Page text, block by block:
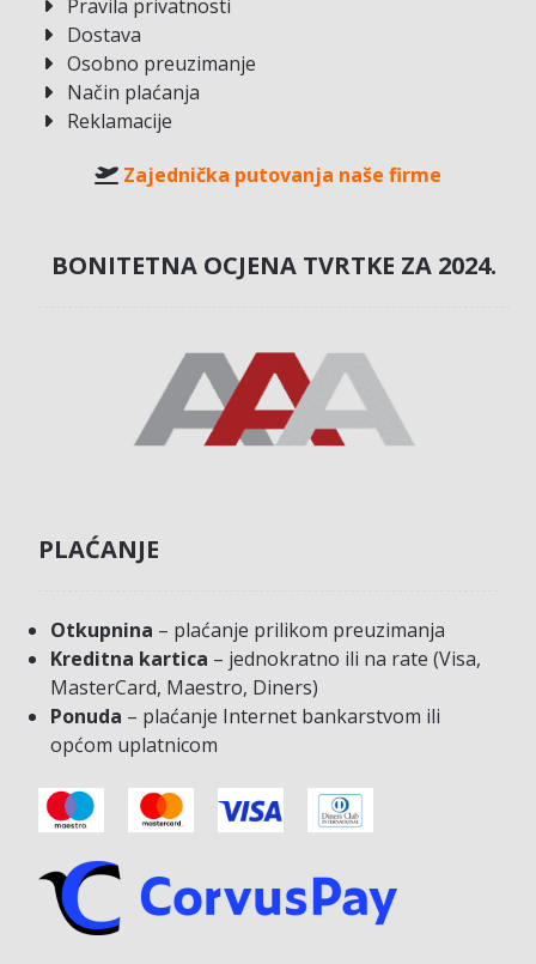
Pravila privatnosti
Dostava
Osobno preuzimanje
Način plaćanja
Reklamacije
Zajednička putovanja naše firme
BONITETNA OCJENA TVRTKE ZA 2024.
PLAĆANJE
Otkupnina – plaćanje prilikom preuzimanja
Kreditna kartica – jednokratno ili na rate (Visa,
MasterCard, Maestro, Diners)
Ponuda – plaćanje Internet bankarstvom ili
općom uplatnicom